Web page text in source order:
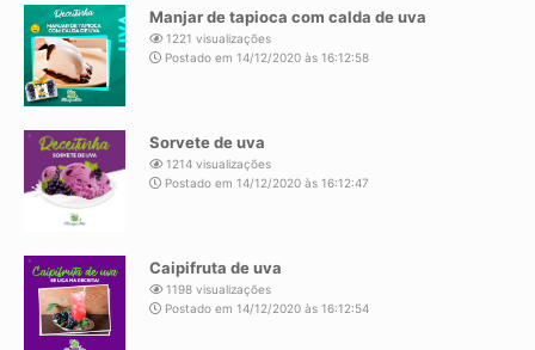
Manjar de tapioca com calda de uva
1221 visualizações
Postado em 14/12/2020 às 16:12:58
Sorvete de uva
1214 visualizações
Postado em 14/12/2020 às 16:12:47
Caipifruta de uva
1198 visualizações
Postado em 14/12/2020 às 16:12:54